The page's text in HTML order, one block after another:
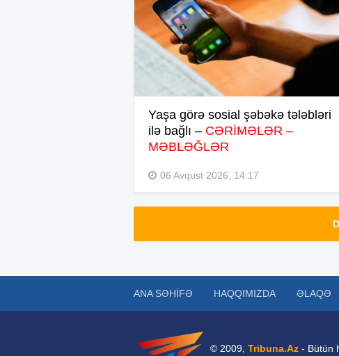
Yaşa görə sosial şəbəkə tələbləri
ilə bağlı – CƏRİMƏLƏR –
MƏBLƏĞLƏR
06 Avqust 2026, 14:17
ANA SƏHIFƏ HAQQIMIZDA ƏLAQƏ
© 2009, Tribuna.Az - Bütün